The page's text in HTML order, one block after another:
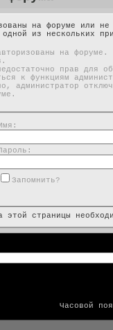
на форуме или
одной из нескольких
на форуме.
прав для
к функциям
администратор
Запомнить?
этой страницы
Часовой